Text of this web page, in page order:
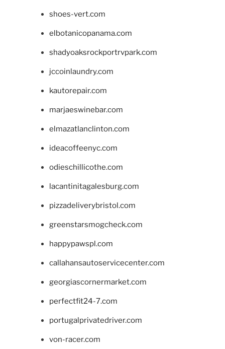
shoes-vert.com
elbotanicopanama.com
shadyoaksrockportrvpark.com
jccoinlaundry.com
kautorepair.com
marjaeswinebar.com
elmazatlanclinton.com
ideacoffeenyc.com
odieschillicothe.com
lacantinitagalesburg.com
pizzadeliverybristol.com
greenstarsmogcheck.com
happypawspl.com
callahansautoservicecenter.com
georgiascornermarket.com
perfectfit24-7.com
portugalprivatedriver.com
von-racer.com